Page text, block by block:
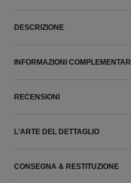
DESCRIZIONE
INFORMAZIONI COMPLEMENTARI
RECENSIONI
L'ARTE DEL DETTAGLIO
CONSEGNA & RESTITUZIONE